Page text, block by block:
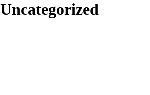
Uncategorized